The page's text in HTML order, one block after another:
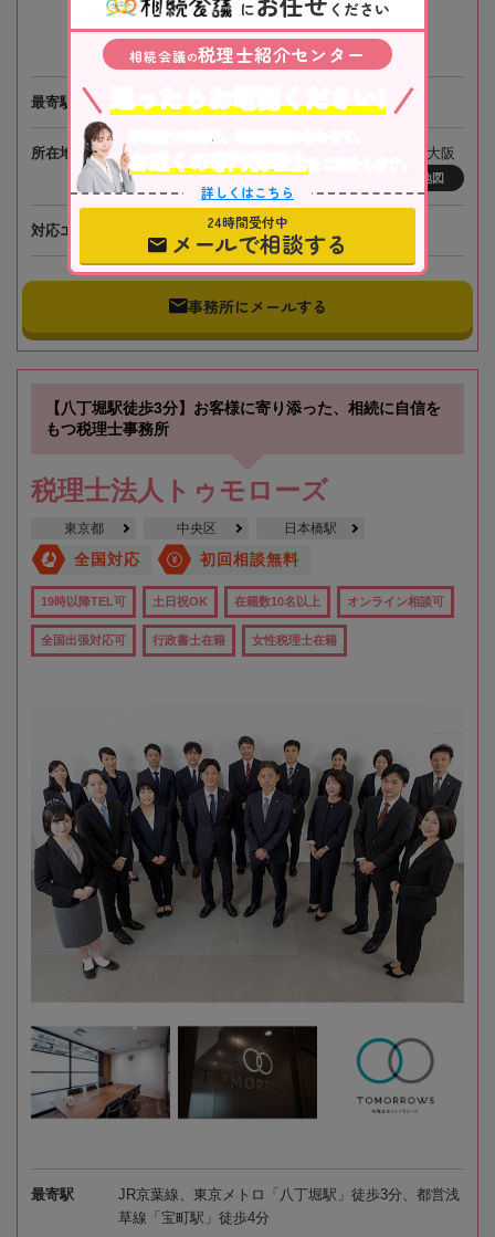
最寄駅
所在地
〒532-0011 大阪府大阪市淀川区西中島3-15-7 新大阪
プリンスビル4階
地図
対応エリア 大阪、全国オンライン相談可
事務所にメールする
【八丁堀駅徒歩3分】お客様に寄り添った、相続に自信を
もつ税理士事務所
税理士法人トゥモローズ
東京都 中央区 日本橋駅
全国対応 初回相談無料
19時以降TEL可 土日祝OK 在籍数10名以上 オンライン相談可
全国出張対応可 行政書士在籍 女性税理士在籍
最寄駅
JR京葉線、東京メトロ「八丁堀駅」徒歩3分、都営浅
草線「宝町駅」徒歩4分
に ください
相続会議の税理士紹介センター
不動産や株式等、相続資産に合わせて、
お近くの専門税理士
をご紹介します。
詳しくはこちら
24時間受付中
メールで相談する